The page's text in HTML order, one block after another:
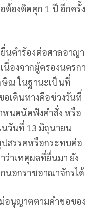
ต้องติดคุก 1 ปี อีกครั้ง
คำร้องต่อศาลอาญา
นื่องจากผู้ครองนครกา
ณ ในฐานะเป็นที่
อเดินทางคือช่วงวันที่
หนดนัดฟังคำสั่ง หรือ
วันที่ 13 มิถุนายน
ปสรรคหรือกระทบต่อ
าเหตุผลที่ยื่นมา ยัง
นอกราชอาณาจักรได้
อนุญาตตามคำขอของ